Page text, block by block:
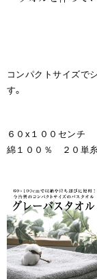
コンパクトサイズで
す。
６０x１００センチ
綿１００％ ２０単糸